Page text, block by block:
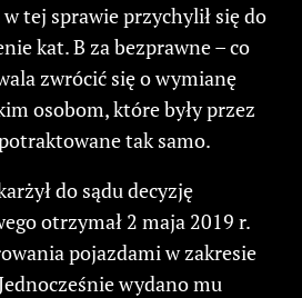
tej sprawie przychylił się do
kat. B za bezprawne – co
zwrócić się o wymianę
osobom, które były przez
tak samo.
do sądu decyzję
otrzymał 2 maja 2019 r.
pojazdami w zakresie
wydano mu